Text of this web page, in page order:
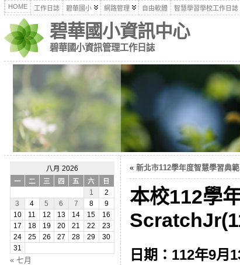
HOME 工作日誌 碧華國小 網路管理 自由軟體 智慧學習學校工作日誌
碧華國小資訊中心
碧華國小資訊管理工作日誌
八月 2026
一
二 三 四 五 六
日
1
2
3
4 5 6 7 8
9
10
11 12 13 14 15
16
17
18 19 20 21 22
23
24
25 26 27 28 29
30
31
« 七月
« 新北市112學年度智慧學習典
本校112學
日期：112年9月